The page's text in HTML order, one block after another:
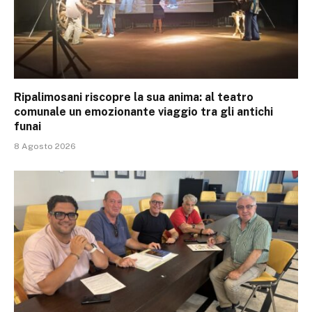
Ripalimosani riscopre la sua anima: al teatro
comunale un emozionante viaggio tra gli antichi
funai
8 Agosto 2026